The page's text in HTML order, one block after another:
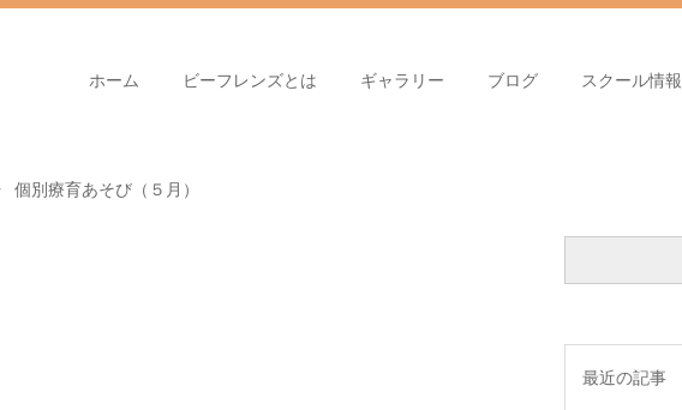
ホーム ビーフレンズとは ギャラリー ブログ スクール情報
個別療育あそび（５月）
最近の記事